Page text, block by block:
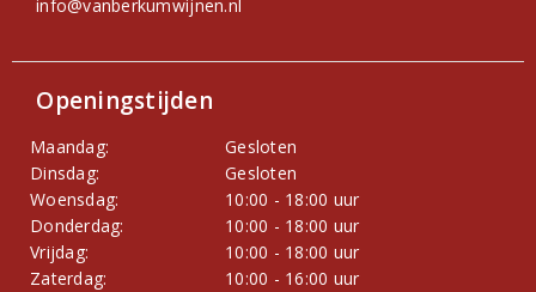
info@vanberkumwijnen.nl
Openingstijden
Maandag:
Gesloten
Dinsdag:
Gesloten
Woensdag:
10:00 - 18:00 uur
Donderdag:
10:00 - 18:00 uur
Vrijdag:
10:00 - 18:00 uur
Zaterdag:
10:00 - 16:00 uur